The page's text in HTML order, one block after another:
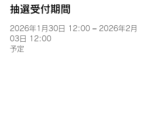
抽選受付期間
2026年1月30日 12:00 – 2026年2月
03日 12:00
予定